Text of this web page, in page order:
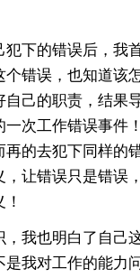
犯下的错误后，我
个错误，也知道该
自己的职责，结果
一次工作错误事件
再的去犯下同样的
，让错误只是错误
我也明白了自己
我对工作的能力